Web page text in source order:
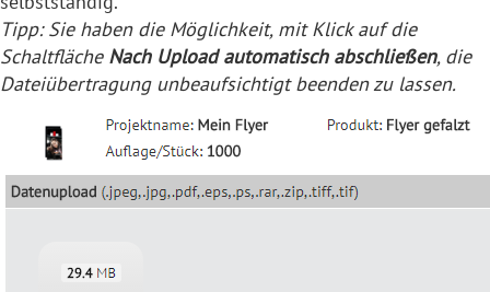
Tipp: Sie haben die Möglichkeit, mit Klick auf die
Schaltfläche Nach Upload automatisch abschließen, die
Dateiübertragung unbeaufsichtigt beenden zu lassen.